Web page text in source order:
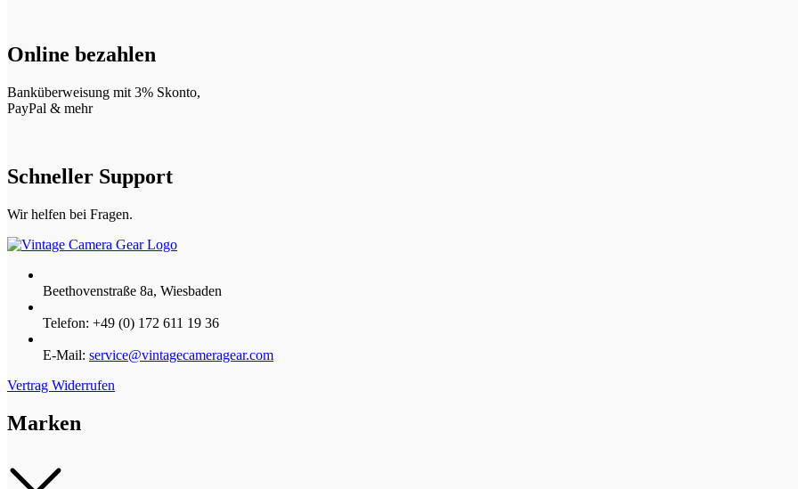
Online bezahlen
Banküberweisung mit 3% Skonto,
PayPal & mehr
Schneller Support
Wir helfen bei Fragen.
Beethovenstraße 8a, Wiesbaden
Telefon: +49 (0) 172 611 19 36
E-Mail: service@vintagecameragear.com
Vertrag Widerrufen
Marken